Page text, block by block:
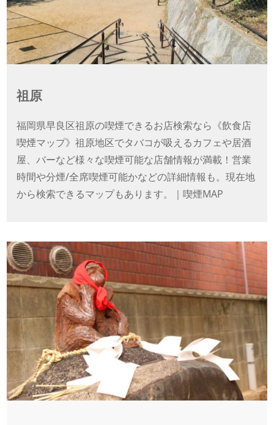
祖原
福岡県早良区祖原の喫煙できるお店検索なら《飲食店
喫煙マップ》祖原地区でタバコが吸えるカフェや居酒
屋、バーなど様々な喫煙可能な店舗情報が満載！営業
時間や分煙/全席喫煙可能かなどの詳細情報も。現在地
から検索できるマップもあります。｜喫煙MAP